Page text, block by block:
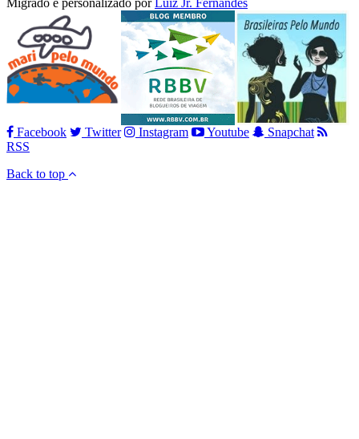
Migrado e personalizado porLuiz Jr. Fernandes
Facebook Twitter Instagram Youtube
Snapchat
RSS
Back to top